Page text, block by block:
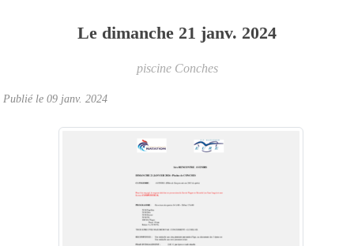
Le dimanche 21 janv. 2024
piscine Conches
Publié le 09 janv. 2024